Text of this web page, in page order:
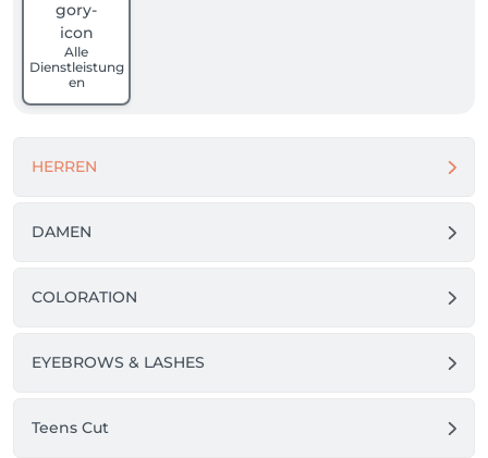
Ich freue mich auf Dich :)
Alle
Dienstleistung
en
HERREN
DAMEN
COLORATION
EYEBROWS & LASHES
Teens Cut